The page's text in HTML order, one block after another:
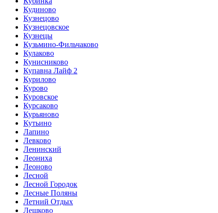
Кудиново
Кузнецово
Кузнецовское
Кузнецы
Кузьмино-Фильчаково
Кулаково
Кунисниково
Купавна Лайф 2
Курилово
Курово
Куровское
Курсаково
Курьяново
Кутьино
Лапино
Левково
Ленинский
Леониха
Леоново
Лесной
Лесной Городок
Лесные Поляны
Летний Отдых
Лешково